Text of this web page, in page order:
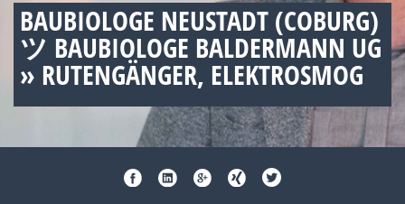
BAUBIOLOGE NEUSTADT (COBURG)
ツ BAUBIOLOGE BALDERMANN UG
» RUTENGÄNGER, ELEKTROSMOG